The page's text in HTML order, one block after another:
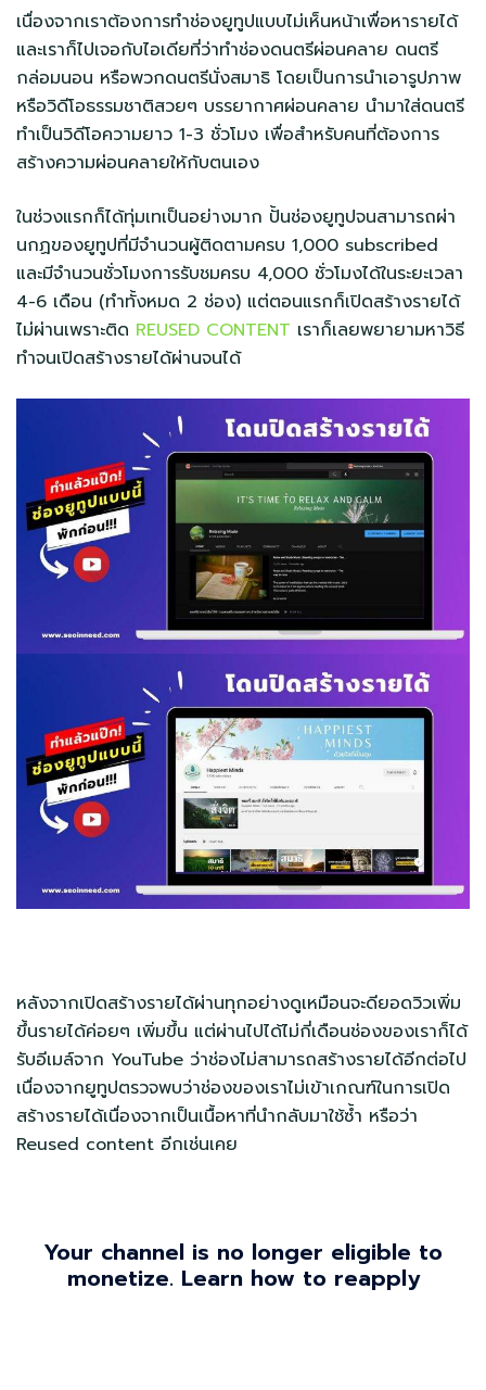
เนื่องจากเราต้องการทำช่องยูทูปแบบไม่เห็นหน้าเพื่อหารายได้
และเราก็ไปเจอกับไอเดียที่ว่าทำช่องดนตรีผ่อนคลาย ดนตรี
กล่อมนอน หรือพวกดนตรีนั่งสมาธิ โดยเป็นการนำเอารูปภาพ
หรือวิดีโอธรรมชาติสวยๆ บรรยากาศผ่อนคลาย นำมาใส่ดนตรี
ทำเป็นวิดีโอความยาว 1-3 ชั่วโมง เพื่อสำหรับคนที่ต้องการ
สร้างความผ่อนคลายให้กับตนเอง
ในช่วงแรกก็ได้ทุ่มเทเป็นอย่างมาก ปั้นช่องยูทูปจนสามารถผ่า
นกฏของยูทูปที่มีจำนวนผู้ติดตามครบ 1,000 subscribed
และมีจำนวนชั่วโมงการรับชมครบ 4,000 ชั่วโมงได้ในระยะเวลา
4-6 เดือน (ทำทั้งหมด 2 ช่อง) แต่ตอนแรกก็เปิดสร้างรายได้
ไม่ผ่านเพราะติด REUSED CONTENT เราก็เลยพยายามหาวิธี
ทำจนเปิดสร้างรายได้ผ่านจนได้
หลังจากเปิดสร้างรายได้ผ่านทุกอย่างดูเหมือนจะดียอดวิวเพิ่ม
ขึ้นรายได้ค่อยๆ เพิ่มขึ้น แต่ผ่านไปได้ไม่กี่เดือนช่องของเราก็ได้
รับอีเมล์จาก YouTube ว่าช่องไม่สามารถสร้างรายได้อีกต่อไป
เนื่องจากยูทูปตรวจพบว่าช่องของเราไม่เข้าเกณฑ์ในการเปิด
สร้างรายได้เนื่องจากเป็นเนื้อหาที่นำกลับมาใช้ซ้ำ หรือว่า
Reused content อีกเช่นเคย
Your channel is no longer eligible to
monetize. Learn how to reapply